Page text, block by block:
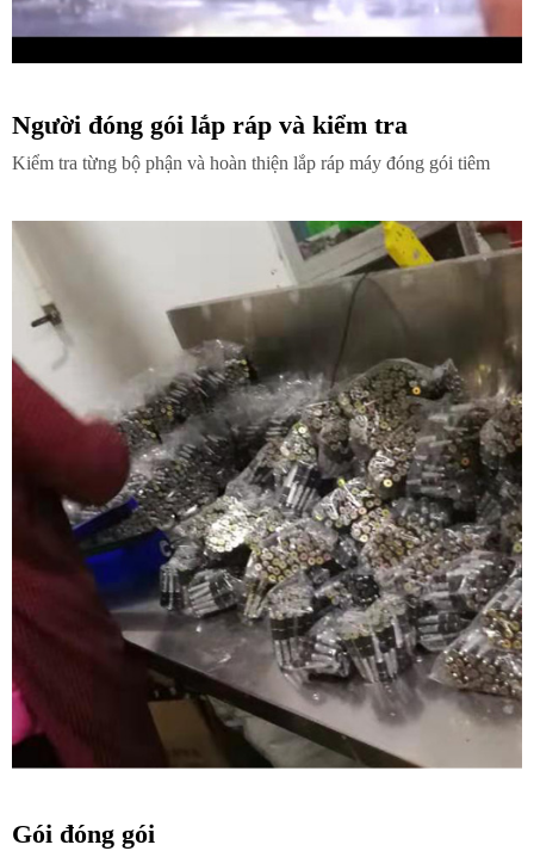
Người đóng gói lắp ráp và kiểm tra
Kiểm tra từng bộ phận và hoàn thiện lắp ráp máy đóng gói tiêm
Gói đóng gói